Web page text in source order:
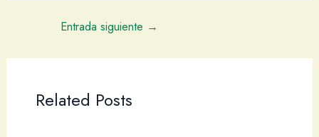
Entrada siguiente →
Related Posts